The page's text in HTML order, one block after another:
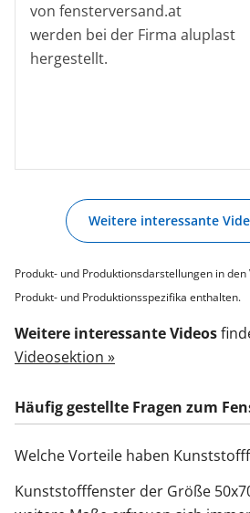
von fensterversand.at
werden bei der Firma aluplast
hergestellt.
Weitere interessante
Produkt- und Produktionsdarstellungen in
Produkt- und Produktionsspezifika enthalten.
Weitere interessante Videos
Videosektion »
Häufig gestellte Fragen zum
Welche Vorteile haben
Kunststofffenster der Größe